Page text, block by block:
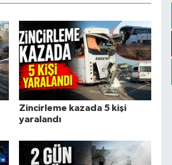
Zincirleme kazada 5 kişi
yaralandı